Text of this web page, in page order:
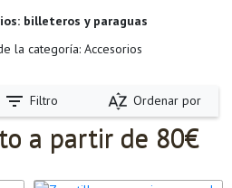
billeteros y paraguas
filter_list Filtro sort_by_alpha Ordenar por
a partir de 80€